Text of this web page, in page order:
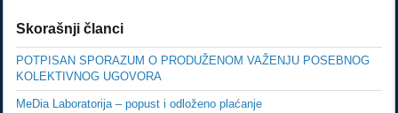
Skorašnji članci
POTPISAN SPORAZUM O PRODUŽENOM VAŽENJU POSEBNOG
KOLEKTIVNOG UGOVORA
MeDia Laboratorija – popust i odloženo plaćanje